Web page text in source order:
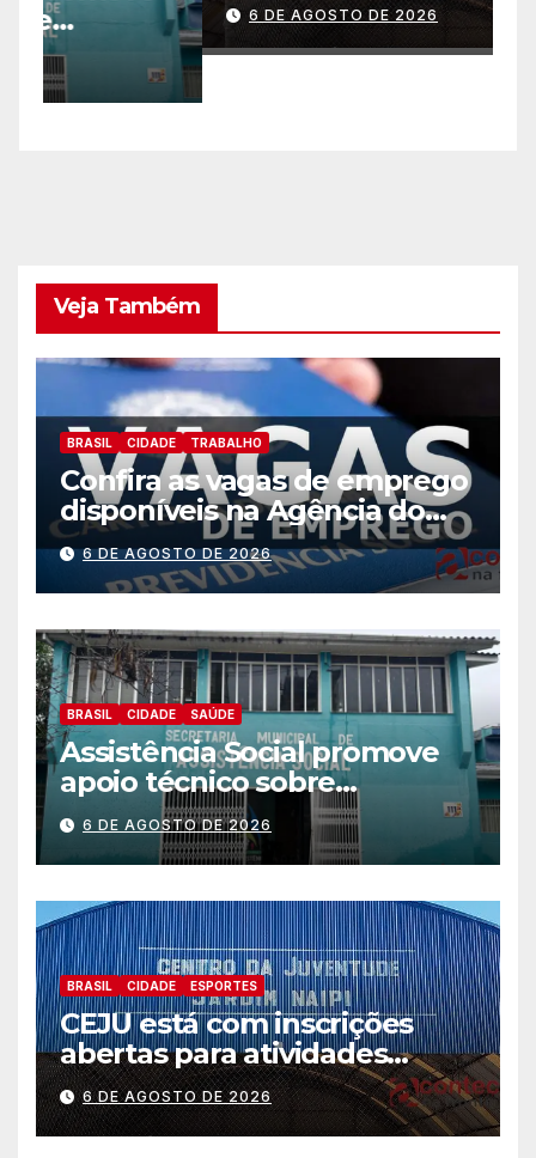
6 DE AGOSTO DE 2026
Veja Também
BRASIL CIDADE TRABALHO
Confira as vagas de emprego
disponíveis na Agência do
Trabalhador
6 DE AGOSTO DE 2026
BRASIL CIDADE SAÚDE
Assistência Social promove
apoio técnico sobre
preparação e resposta a
situações de emergência e
calamidade pública
6 DE AGOSTO DE 2026
BRASIL CIDADE ESPORTES
CEJU está com inscrições
abertas para atividades
gratuitas
6 DE AGOSTO DE 2026